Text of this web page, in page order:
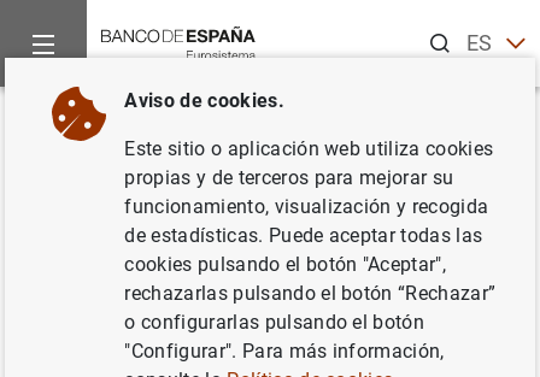
ESEN
Inicio Publicaciones
Volver
Informe Anual 2020. Recuadros
Capítulo 1
Aviso de cookies.
Este sitio o aplicación web utiliza cookies
propias y de terceros para mejorar su
funcionamiento, visualización y recogida
de estadísticas. Puede aceptar todas las
cookies pulsando el botón "Aceptar",
rechazarlas pulsando el botón “Rechazar”
o configurarlas pulsando el botón
"Configurar". Para más información,